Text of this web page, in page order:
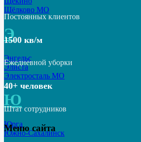
Щёлково МО
Э
Энгельс
Элиста
Электросталь МО
Ю
Юрга
Южно-Сахалинск
Постоянных клиентов
1500 кв/м
Ежедневной уборки
40+ человек
Штат сотрудников
Меню сайта